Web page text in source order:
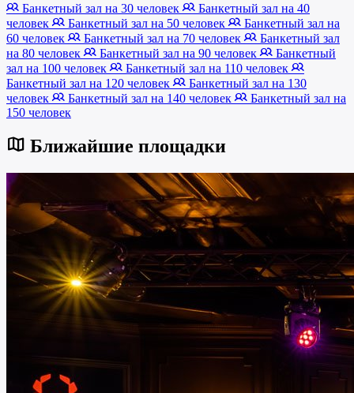
Банкетный зал на 30 человек
Банкетный зал на 40
человек
Банкетный зал на 50 человек
Банкетный зал на
60 человек
Банкетный зал на 70 человек
Банкетный зал
на 80 человек
Банкетный зал на 90 человек
Банкетный
зал на 100 человек
Банкетный зал на 110 человек
Банкетный зал на 120 человек
Банкетный зал на 130
человек
Банкетный зал на 140 человек
Банкетный зал на
150 человек
Ближайшие площадки